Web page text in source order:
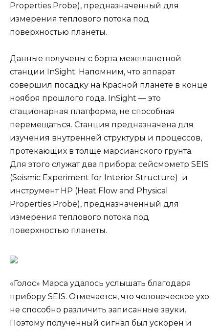
Properties Probe), предназначенный для
измерения теплового потока под
поверхностью планеты.
Данные получены с борта межпланетной
станции InSight. Напомним, что аппарат
совершил посадку на Красной планете в конце
ноября прошлого года. InSight — это
стационарная платформа, не способная
перемещаться. Станция предназначена для
изучения внутренней структуры и процессов,
протекающих в толще марсианского грунта.
Для этого служат два прибора: сейсмометр SEIS
(Seismic Experiment for Interior Structure) и
инструмент HP (Heat Flow and Physical
Properties Probe), предназначенный для
измерения теплового потока под
поверхностью планеты.
«Голос» Марса удалось услышать благодаря
прибору SEIS. Отмечается, что человеческое ухо
не способно различить записанные звуки.
Поэтому полученный сигнал был ускорен и